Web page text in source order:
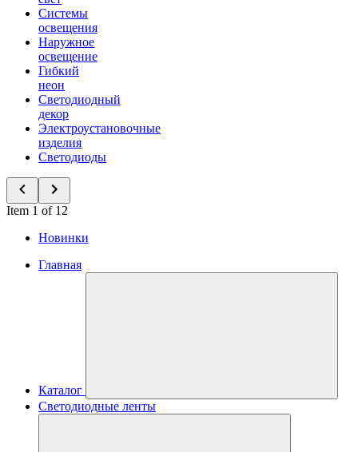
Системы
освещения
Наружное
освещение
Гибкий
неон
Светодиодный
декор
Электроустановочные
изделия
Светодиоды
Item 1 of 12
Новинки
Главная
Каталог
Светодиодные ленты